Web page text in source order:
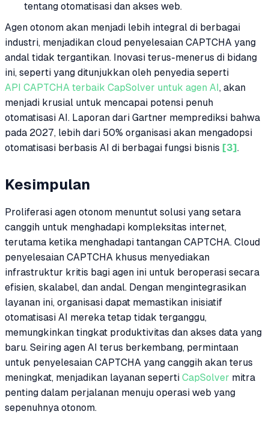
tentang otomatisasi dan akses web.
Agen otonom akan menjadi lebih integral di berbagai
industri, menjadikan cloud penyelesaian CAPTCHA yang
andal tidak tergantikan. Inovasi terus-menerus di bidang
ini, seperti yang ditunjukkan oleh penyedia seperti
API CAPTCHA terbaik CapSolver untuk agen AI, akan
menjadi krusial untuk mencapai potensi penuh
otomatisasi AI. Laporan dari Gartner memprediksi bahwa
pada 2027, lebih dari 50% organisasi akan mengadopsi
otomatisasi berbasis AI di berbagai fungsi bisnis [3].
Kesimpulan
Proliferasi agen otonom menuntut solusi yang setara
canggih untuk menghadapi kompleksitas internet,
terutama ketika menghadapi tantangan CAPTCHA. Cloud
penyelesaian CAPTCHA khusus menyediakan
infrastruktur kritis bagi agen ini untuk beroperasi secara
efisien, skalabel, dan andal. Dengan mengintegrasikan
layanan ini, organisasi dapat memastikan inisiatif
otomatisasi AI mereka tetap tidak terganggu,
memungkinkan tingkat produktivitas dan akses data yang
baru. Seiring agen AI terus berkembang, permintaan
untuk penyelesaian CAPTCHA yang canggih akan terus
meningkat, menjadikan layanan seperti CapSolver mitra
penting dalam perjalanan menuju operasi web yang
sepenuhnya otonom.